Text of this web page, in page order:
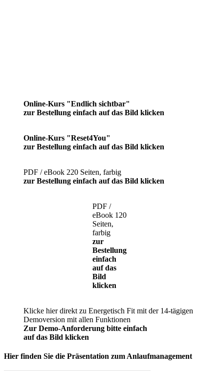
Online-Kurs "Endlich sichtbar"
zur Bestellung einfach auf das Bild klicken
Online-Kurs "Reset4You"
zur Bestellung einfach auf das Bild klicken
PDF / eBook 220 Seiten, farbig
zur Bestellung einfach auf das Bild klicken
PDF /
eBook 120
Seiten,
farbig
zur
Bestellung
einfach
auf das
Bild
klicken
Klicke hier direkt zu Energetisch Fit mit der 14-tägigen
Demoversion mit allen Funktionen
Zur Demo-Anforderung bitte einfach
auf das Bild klicken
Hier finden Sie die Präsentation zum Anlaufmanagement